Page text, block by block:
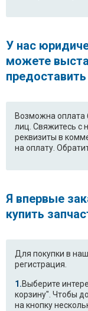
У нас
можете
Возможна оплата
лиц. Свяжитесь с
реквизиты в
на оплату.
Я впервые
купить
Для покупки в
регистрация.
Выберите
корзину". Чтобы
на кнопку